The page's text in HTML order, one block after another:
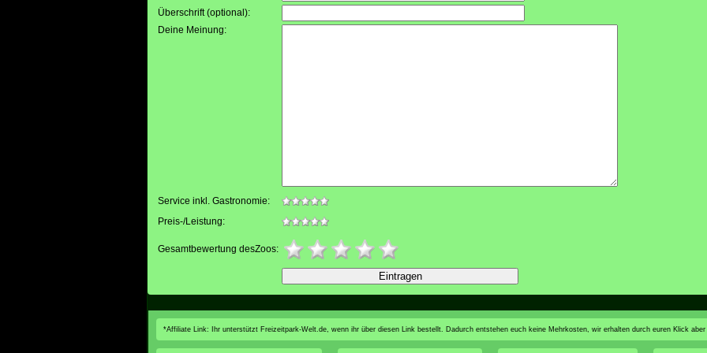
Überschrift (optional):
Deine Meinung:
Service inkl. Gastronomie:
Preis-/Leistung:
Gesamtbewertung desZoos:
*Affiliate Link: Ihr unterstützt Freizeitpark-Welt.de, wenn ihr über diesen Link bestellt. Dadurch entstehen euch keine Mehrkosten, wir erhalten durch euren Klick